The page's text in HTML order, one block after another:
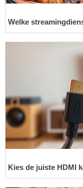
Welke
Kies de juiste HDMI